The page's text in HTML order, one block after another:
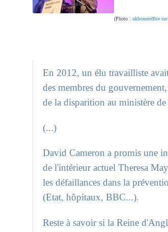
(Photo : ukhomeoffice
En 2012, un élu travailliste
des membres du
de la disparition au ministère
(...)
David Cameron a promis une
de l'intérieur actuel Theresa
les défaillances dans la
(Etat, hôpitaux, BBC...).
Reste à savoir si la Reine